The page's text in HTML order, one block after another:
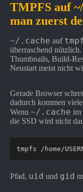
TMPFS auf
man zuerst
~/.cache auf
überraschend
Thumbnails, Build-
Neustart meist nicht
Gerade Browser
dadurch kommen
Wenn ~/.cache im
die SSD wird nicht
tmpfs /home/
Pfad, uid und gid